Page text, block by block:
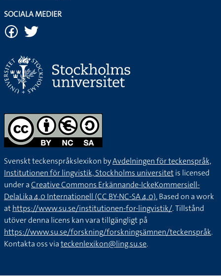
SOCIALA MEDIER
Svenskt teckenspråkslexikon byAvdelningen för teckenspråk,
Institutionen för lingvistik, Stockholms universitetis licensed
under aCreative Commons Erkännande-IckeKommersiell-
DelaLika 4.0 Internationell (CC BY-NC-SA 4.0).Based on a work
athttps://www.su.se/institutionen-for-lingvistik/. Tillstånd
utöver denna licens kan vara tillgängligt på
https://www.su.se/forskning/forskningsämnen/teckenspråk.
Kontakta oss viateckenlexikon@ling.su.se.